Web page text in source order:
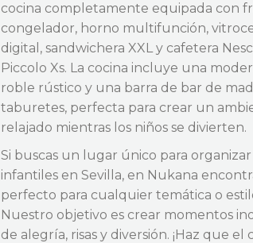
cocina completamente equipada con
congelador, horno multifunción,
digital, sandwichera XXL y cafetera
Piccolo Xs. La cocina incluye una
roble rústico y una barra de bar de
taburetes, perfecta para crear un
relajado mientras los niños se divierten.
Si buscas un lugar único para
infantiles en Sevilla, en Nukana
perfecto para cualquier temática o
Nuestro objetivo es crear momentos
de alegría, risas y diversión. ¡Haz que